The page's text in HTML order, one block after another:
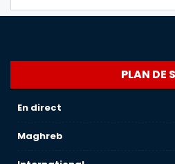
PLAN DE
En direct
Maghreb